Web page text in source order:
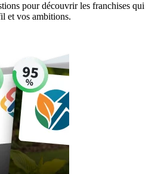
pour découvrir les franchises qui
et vos ambitions.